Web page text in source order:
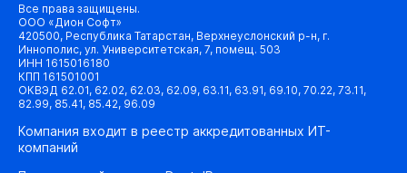
Все права защищены.
ООО «Дион Софт»
420500, Республика Татарстан, Верхнеуслонский р-н, г.
Иннополис, ул. Университетская, 7, помещ. 503
ИНН 1615016180
КПП 161501001
ОКВЭД 62.01, 62.02, 62.03, 62.09, 63.11, 63.91, 69.10, 70.22, 73.11,
82.99, 85.41, 85.42, 96.09
Компания входит в реестр аккредитованных ИТ-
компаний